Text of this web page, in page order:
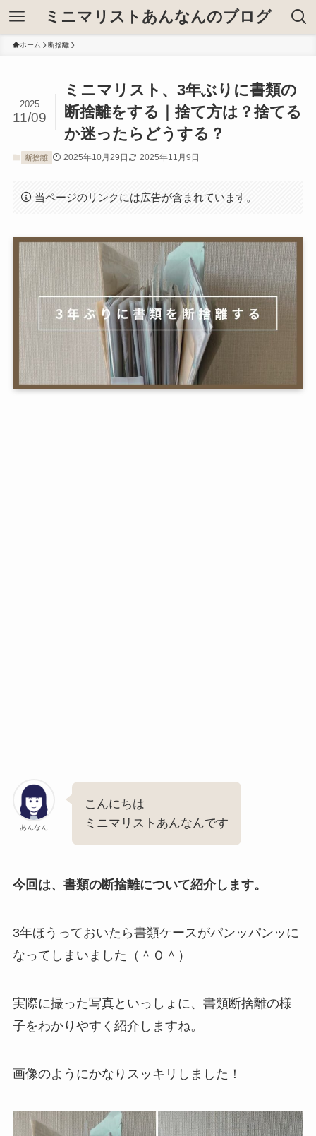
ミニマリストあんなんのブログ
ホーム 断捨離
ミニマリスト、3年ぶりに書類の
断捨離をする｜捨て方は？捨てる
か迷ったらどうする？
2025
11/09
断捨離 2025年10月29日 2025年11月9日
当ページのリンクには広告が含まれています。
あんなん
こんにちは
ミニマリストあんなんです
今回は、書類の断捨離について紹介します。
3年ほうっておいたら書類ケースがパンッパンッに
なってしまいました（＾Ｏ＾）
実際に撮った写真といっしょに、書類断捨離の様
子をわかりやすく紹介しますね。
画像のようにかなりスッキリしました！